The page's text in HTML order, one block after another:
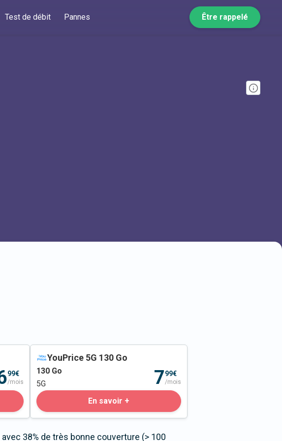
Test de débit Pannes Être rappelé
99€
/mois
YouPrice 5G 130 Go
130 Go
5G
799€
/mois
En savoir +
38% de très bonne couverture (> 100